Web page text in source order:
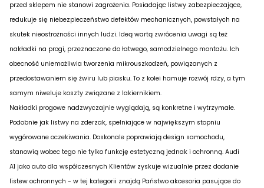
przed sklepem nie stanowi zagrożenia. Posiadając listwy zabezpieczające,
redukuje się niebezpieczeństwo defektów mechanicznych, powstałych na
skutek nieostrożności innych ludzi. Ideą wartą zwrócenia uwagi są też
nakładki na progi, przeznaczone do łatwego, samodzielnego montażu. Ich
obecność uniemożliwia tworzenia mikrouszkodzeń, powiązanych z
przedostawaniem się żwiru lub piasku. To z kolei hamuje rozwój rdzy, a tym
samym niweluje koszty związane z lakiernikiem.
Nakładki progowe nadzwyczajnie wyglądają, są konkretne i wytrzymałe.
Podobnie jak listwy na zderzak, spełniające w największym stopniu
wygórowane oczekiwania. Doskonale poprawiają design samochodu,
stanowią wobec tego nie tylko funkcję estetyczną jednak i ochronną. Audi
A1 jako auto dla współczesnych Klientów zyskuje wizualnie przez dodanie
listew ochronnych - w tej kategorii znajdą Państwo akcesoria pasujące do